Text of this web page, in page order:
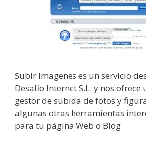
Subir Imagenes es un servicio
Desafio Internet S.L. y nos ofrece
gestor de subida de fotos y
algunas otras herramientas
para tu página Web o Blog